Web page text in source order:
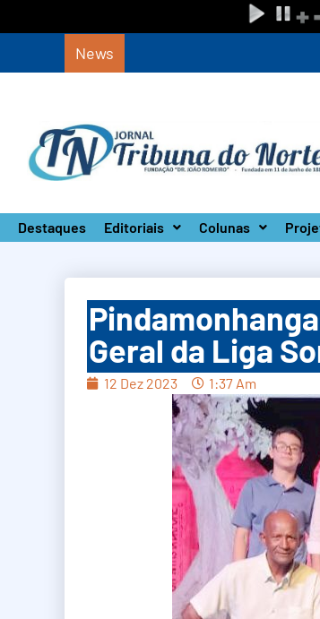
News Circuito Paulista Open
Destaques Editoriais Colunas
Geral da Liga
12 Dez 2023 1:37 Am